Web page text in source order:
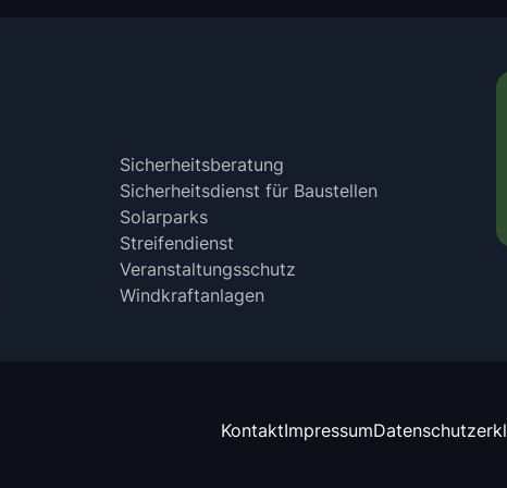
Sicherheitsberatung
Sicherheitsdienst für Baustellen
Solarparks
Streifendienst
Veranstaltungsschutz
Windkraftanlagen
KontaktImpressum